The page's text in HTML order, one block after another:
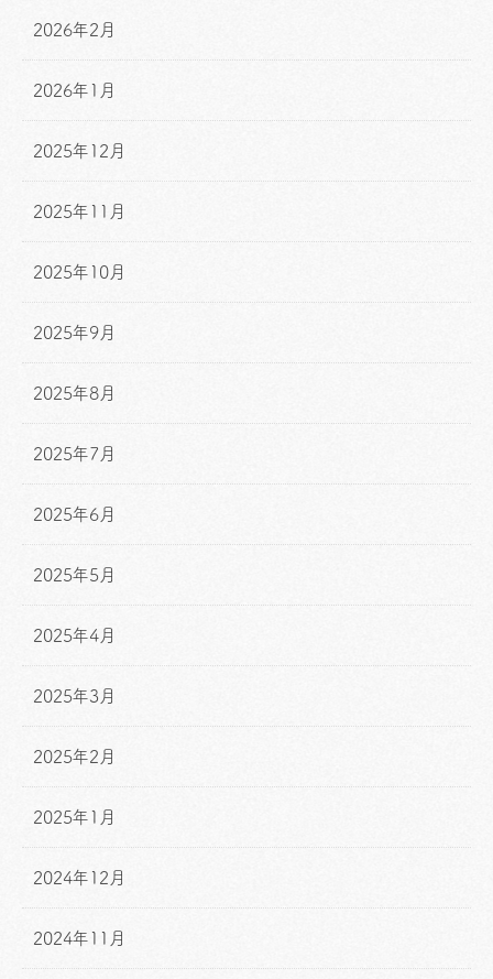
2026年2月
2026年1月
2025年12月
2025年11月
2025年10月
2025年9月
2025年8月
2025年7月
2025年6月
2025年5月
2025年4月
2025年3月
2025年2月
2025年1月
2024年12月
2024年11月